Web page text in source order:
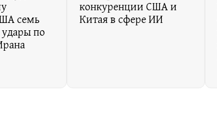
семь
по
конкуренции США и
Китая в сфере ИИ